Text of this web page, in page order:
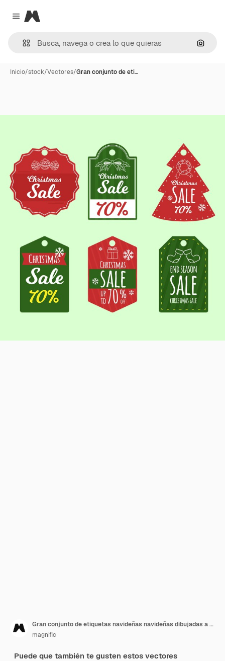
Close menu
Magnific
Inicio/stock/Vectores/Gran conjunto de eti…
Gran conjunto de etiquetas navideñas navideñas dibujadas a mano
magnific
Puede que también te gusten estos vectores